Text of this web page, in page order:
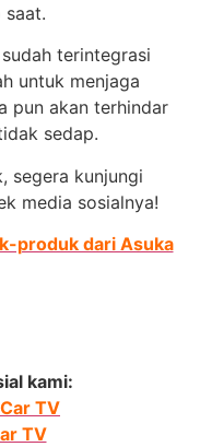
saat.
terintegrasi
untuk menjaga
pun akan terhindar
sedap.
segera kunjungi
media sosialnya!
produk dari Asuka
kami:
TV
TV